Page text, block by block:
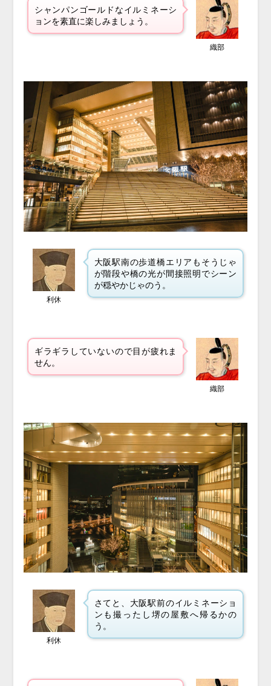
シャンパンゴールドなイルミネーシ
ョンを素直に楽しみましょう。
織部
利休
大阪駅南の歩道橋エリアもそうじゃ
が階段や橋の光が間接照明でシーン
が穏やかじゃのう。
ギラギラしていないので目が疲れま
せん。
織部
利休
さてと、大阪駅前のイルミネーショ
ンも撮ったし堺の屋敷へ帰るかの
う。